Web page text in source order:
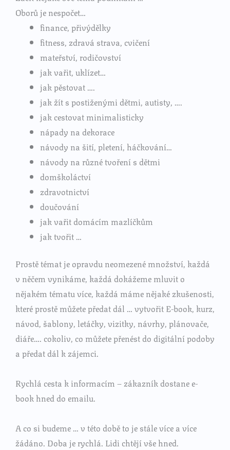
Oborů je nespočet…
finance, přivýdělky
fitness, zdravá strava, cvičení
mateřství, rodičovství
jak vařit, uklízet…
jak pěstovat ….
jak žít s postiženými dětmi, autisty, ….
jak cestovat minimalisticky
nápady na dekorace
návody na šití, pletení, háčkování…
návody na různé tvoření s dětmi
domškoláctví
zdravotnictví
doučování
jak vařit domácím mazlíčkům
jak tvořit …
Prostě témat je opravdu neomezené množství, každá
v něčem vynikáme, každá dokážeme mluvit o
nějakém tématu více, každá máme nějaké zkušenosti,
které prostě můžete předat dál … vytvořit E-book, kurz,
návod, šablony, letáčky, vizitky, návrhy, plánovače,
diáře…. cokoliv, co můžete přenést do digitální podoby
a předat dál k zájemci.
Rychlá cesta k informacím – zákazník dostane e-
book hned do emailu.
A co si budeme … v této době to je stále více a více
žádáno. Doba je rychlá. Lidi chtějí vše hned.